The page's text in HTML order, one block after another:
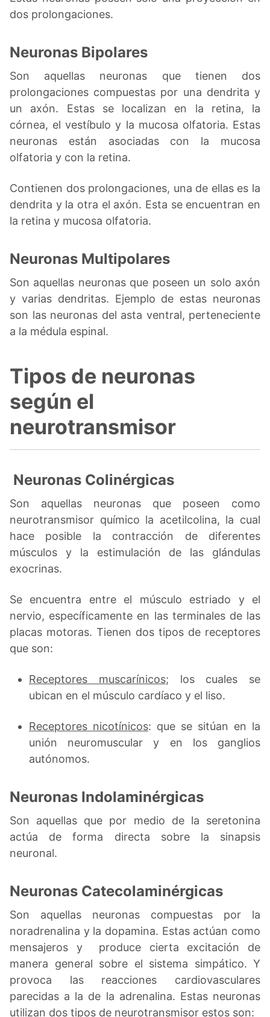
dos prolongaciones.
Neuronas Bipolares
Son aquellas neuronas que tienen dos
prolongaciones compuestas por una dendrita y
un axón. Estas se localizan en la retina, la
córnea, el vestíbulo y la mucosa olfatoria. Estas
neuronas están asociadas con la mucosa
olfatoria y con la retina.
Contienen dos prolongaciones, una de ellas es la
dendrita y la otra el axón. Esta se encuentran en
la retina y mucosa olfatoria.
Neuronas Multipolares
Son aquellas neuronas que poseen un solo axón
y varias dendritas. Ejemplo de estas neuronas
son las neuronas del asta ventral, perteneciente
a la médula espinal.
Tipos de neuronas
según el
neurotransmisor
Neuronas Colinérgicas
Son aquellas neuronas que poseen como
neurotransmisor químico la acetilcolina, la cual
hace posible la contracción de diferentes
músculos y la estimulación de las glándulas
exocrinas.
Se encuentra entre el músculo estriado y el
nervio, específicamente en las terminales de las
placas motoras. Tienen dos tipos de receptores
que son:
Receptores muscarínicos; los cuales se
ubican en el músculo cardíaco y el liso.
Receptores nicotínicos: que se sitúan en la
unión neuromuscular y en los ganglios
autónomos.
Neuronas Indolaminérgicas
Son aquellas que por medio de la seretonina
actúa de forma directa sobre la sinapsis
neuronal.
Neuronas Catecolaminérgicas
Son aquellas neuronas compuestas por la
noradrenalina y la dopamina. Estas actúan como
mensajeros y produce cierta excitación de
manera general sobre el sistema simpático. Y
provoca las reacciones cardiovasculares
parecidas a la de la adrenalina. Estas neuronas
utilizan dos tipos de neurotransmisor estos son: